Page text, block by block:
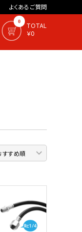
よくあるご質問
0
TOTAL
￥0